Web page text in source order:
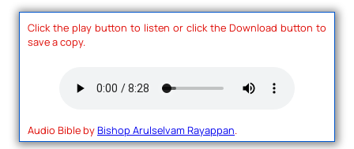
Click the play button to listen or click the Download button to
save a copy.
Audio Bible byBishop Arulselvam Rayappan.